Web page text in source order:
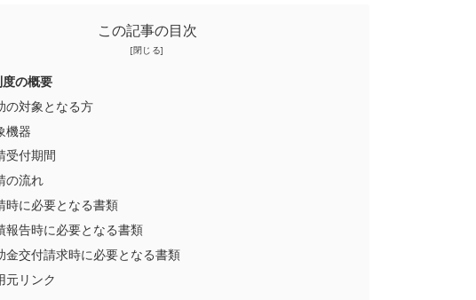
この記事の目次
の概要
の対象となる方
機器
受付期間
の流れ
時に必要となる書類
報告時に必要となる書類
金交付請求時に必要となる書類
元リンク